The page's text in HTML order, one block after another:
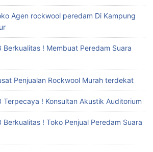
Agen rockwool peredam Di Kampung
! Membuat Peredam Suara
Penjualan Rockwool Murah terdekat
! Konsultan Akustik Auditorium
! Toko Penjual Peredam Suara